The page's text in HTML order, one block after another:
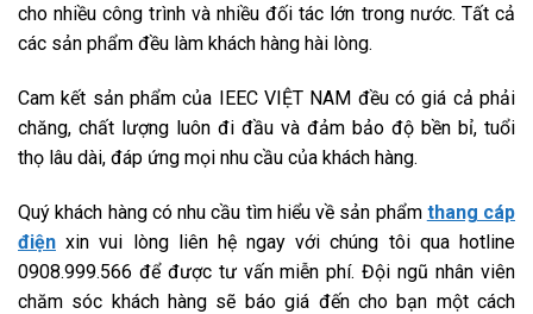
cho nhiều công trình và nhiều đối tác lớn trong nước. Tất cả
các sản phẩm đều làm khách hàng hài lòng.
Cam kết sản phẩm của IEEC VIỆT NAM đều có giá cả phải
chăng, chất lượng luôn đi đầu và đảm bảo độ bền bỉ, tuổi
thọ lâu dài, đáp ứng mọi nhu cầu của khách hàng.
Quý khách hàng có nhu cầu tìm hiểu về sản phẩm thang cáp
điện xin vui lòng liên hệ ngay với chúng tôi qua hotline
0908.999.566 để được tư vấn miễn phí. Đội ngũ nhân viên
chăm sóc khách hàng sẽ báo giá đến cho bạn một cách